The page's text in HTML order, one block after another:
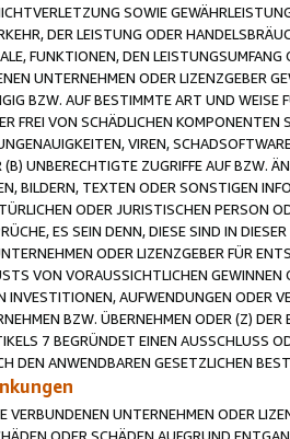
SOWIE
DER LEISTUNG ODER
FUNKTIONEN, DEN
UNTERNEHMEN ODER LIZENZGEBER
BZW. AUF BESTIMMTE ART UND
FREI VON SCHÄDLICHEN
VIREN,
UNBERECHTIGTE ZUGRIFFE AUF BZW.
BILDERN, TEXTEN ODER SONSTIGEN
ODER JURISTISCHEN PERSON
ES SEIN DENN, DIESE SIND IN
ODER LIZENZGEBER FÜR
VON VORAUSSICHTLICHEN
INVESTITIONEN, AUFWENDUNGEN ODER
BZW. ÜBERNEHMEN ODER (Z)
7 BEGRÜNDET EINEN AUSSCHLUSS
DEN ANWENDBAREN GESETZLICHEN
VERBUNDENEN UNTERNEHMEN ODER